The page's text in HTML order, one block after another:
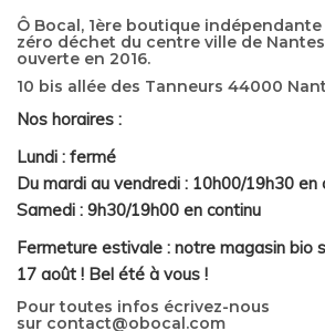
Ô Bocal, 1ère boutique
zéro déchet du centre ville de Nantes
ouverte en 2016.
10 bis allée des Tanneurs 44000
Nos horaires :
Lundi : fermé
Du mardi au vendredi : 10h00/19h30 en
Samedi : 9h30/19h00 en continu
Fermeture estivale : notre magasin bio
17 août ! Bel été à vous !
Pour toutes infos écrivez-nous
sur contact@obocal.com